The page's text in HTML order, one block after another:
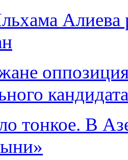
Алиева
тонкое. В